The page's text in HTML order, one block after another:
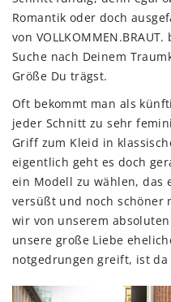
Romantik oder doch
von
Suche nach Deinem
Größe Du trägst.
Oft bekommt man als
jeder Schnitt zu sehr
Griff zum Kleid in
eigentlich geht es doch
ein Modell zu wählen, das
versüßt und noch schöner
wir von unserem
unsere große Liebe
notgedrungen greift, ist da